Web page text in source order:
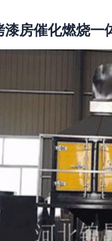
漆房催化燃烧一